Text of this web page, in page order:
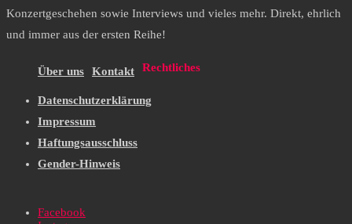
Konzertgeschehen sowie Interviews und vieles mehr. Direkt, ehrlich
und immer aus der ersten Reihe!
Über uns Kontakt Rechtliches
Datenschutzerklärung
Impressum
Haftungsausschluss
Gender-Hinweis
Facebook